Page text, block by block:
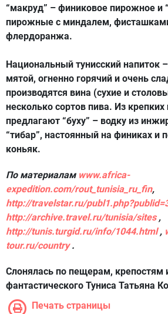
“макруд” – финиковое пирожное и
пирожные с миндалем,
флердоранжа.
Национальный тунисский напиток
мятой, огненно горячий и очень
производятся вина (сухие и
несколько сортов пива. Из крепких
предлагают “буху” – водку из
“тибар”, настоянный на финиках и
коньяк.
По материалам www.africa-
expedition.com/rout_tunisia_ru_fin,
http://travelstar.ru/
http://archive.travel.ru/tunisia/sites,
http://tunis.turgid.ru/info/1044.html,
tour.ru/country.
Слонялась по пещерам, крепостям
фантастического Туниса Татьяна
Печать страницы